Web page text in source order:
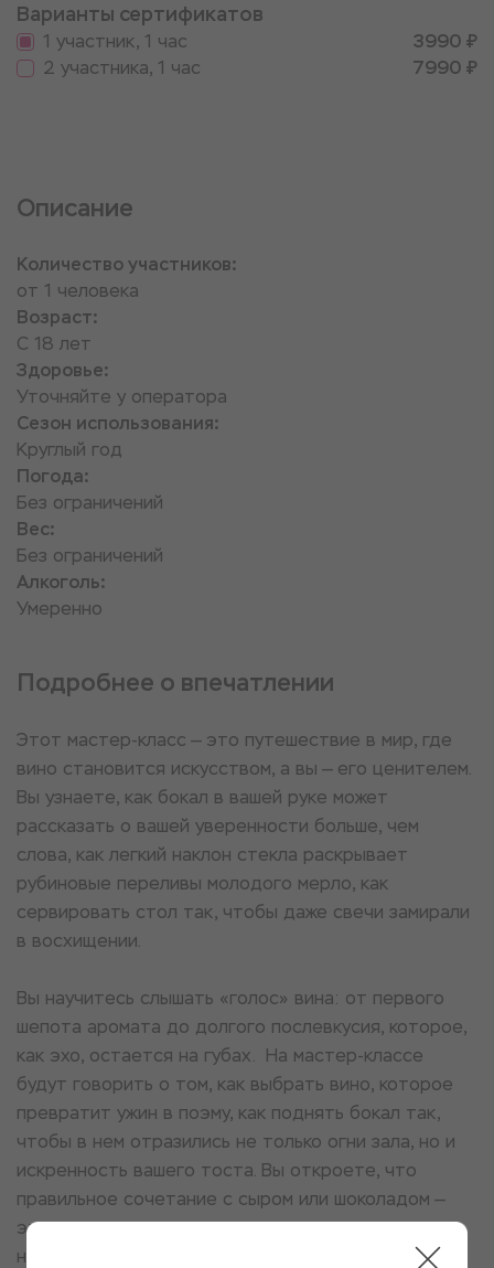
Варианты сертификатов
1 участник, 1 час
3990 ₽
2 участника, 1 час
7990 ₽
Описание
Количество участников:
от 1 человека
Возраст:
С 18 лет
Здоровье:
Уточняйте у оператора
Сезон использования:
Круглый год
Погода:
Без ограничений
Вес:
Без ограничений
Алкоголь:
Умеренно
Подробнее о впечатлении
Этот мастер-класс — это путешествие в мир, где
вино становится искусством, а вы — его ценителем.
Вы узнаете, как бокал в вашей руке может
рассказать о вашей уверенности больше, чем
слова, как легкий наклон стекла раскрывает
рубиновые переливы молодого мерло, как
сервировать стол так, чтобы даже свечи замирали
в восхищении.
Вы научитесь слышать «голос» вина: от первого
шепота аромата до долгого послевкусия, которое,
как эхо, остается на губах. На мастер-классе
будут говорить о том, как выбрать вино, которое
превратит ужин в поэму, как поднять бокал так,
чтобы в нем отразились не только огни зала, но и
искренность вашего тоста. Вы откроете, что
правильное сочетание с сыром или шоколадом —
это не наука, а магия, где каждая пара рождает
новые созвездия вкуса.